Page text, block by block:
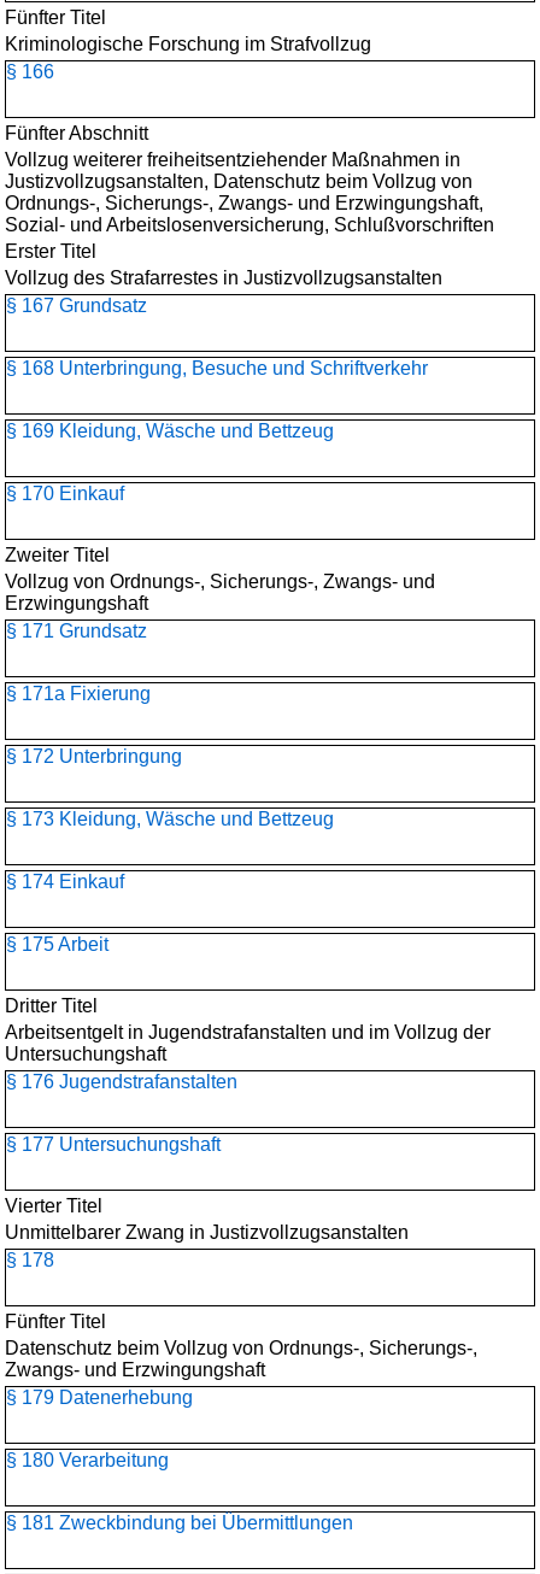
Fünfter Titel
Kriminologische Forschung im Strafvollzug
§ 166
Fünfter Abschnitt
Vollzug weiterer freiheitsentziehender Maßnahmen in
Justizvollzugsanstalten, Datenschutz beim Vollzug von
Ordnungs-, Sicherungs-, Zwangs- und Erzwingungshaft,
Sozial- und Arbeitslosenversicherung, Schlußvorschriften
Erster Titel
Vollzug des Strafarrestes in Justizvollzugsanstalten
§ 167 Grundsatz
§ 168 Unterbringung, Besuche und Schriftverkehr
§ 169 Kleidung, Wäsche und Bettzeug
§ 170 Einkauf
Zweiter Titel
Vollzug von Ordnungs-, Sicherungs-, Zwangs- und
Erzwingungshaft
§ 171 Grundsatz
§ 171a Fixierung
§ 172 Unterbringung
§ 173 Kleidung, Wäsche und Bettzeug
§ 174 Einkauf
§ 175 Arbeit
Dritter Titel
Arbeitsentgelt in Jugendstrafanstalten und im Vollzug der
Untersuchungshaft
§ 176 Jugendstrafanstalten
§ 177 Untersuchungshaft
Vierter Titel
Unmittelbarer Zwang in Justizvollzugsanstalten
§ 178
Fünfter Titel
Datenschutz beim Vollzug von Ordnungs-, Sicherungs-,
Zwangs- und Erzwingungshaft
§ 179 Datenerhebung
§ 180 Verarbeitung
§ 181 Zweckbindung bei Übermittlungen